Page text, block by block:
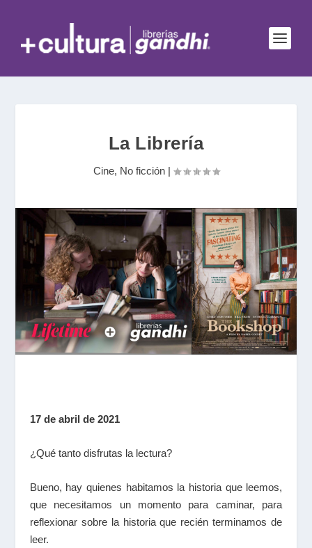
La Librería
Cine, No ficción|
17 de abril de 2021
¿Qué tanto disfrutas la lectura?
Bueno, hay quienes habitamos la historia que leemos,
que necesitamos un momento para caminar, para
reflexionar sobre la historia que recién terminamos de
leer.